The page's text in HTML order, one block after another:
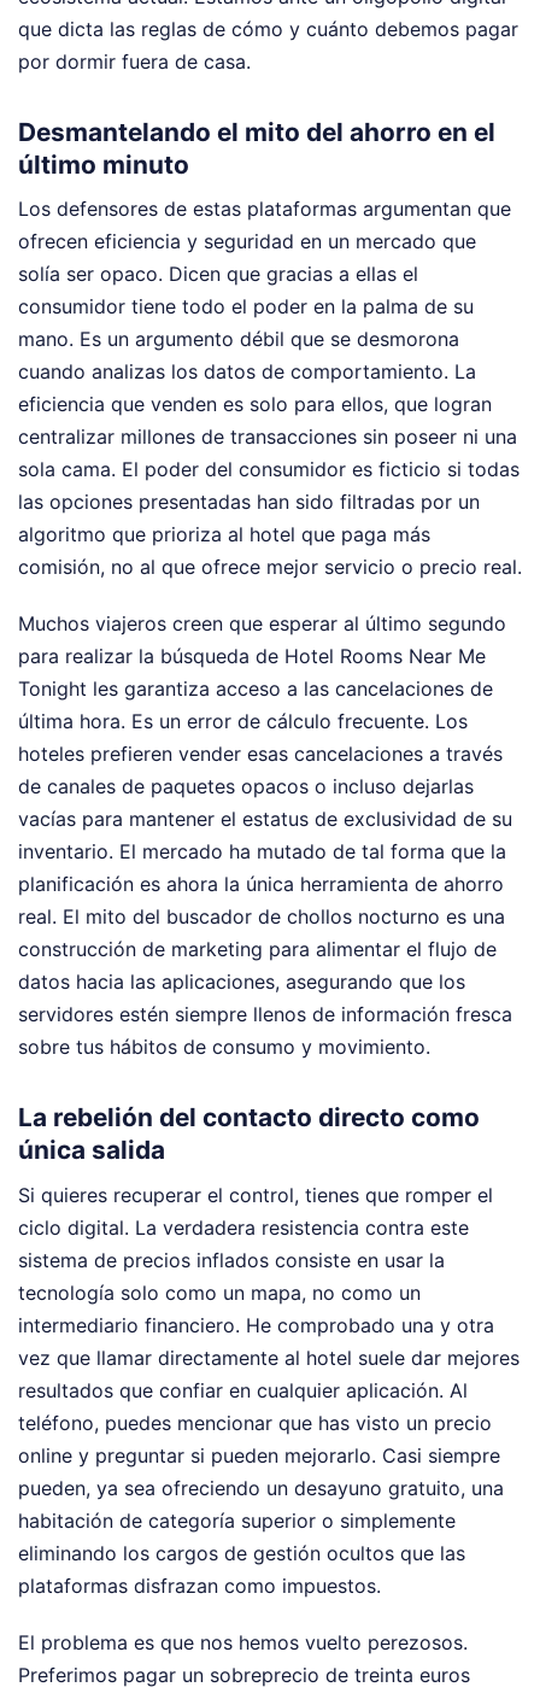
que dicta las reglas de cómo y cuánto debemos pagar
por dormir fuera de casa.
Desmantelando el mito del ahorro en el
último minuto
Los defensores de estas plataformas argumentan que
ofrecen eficiencia y seguridad en un mercado que
solía ser opaco. Dicen que gracias a ellas el
consumidor tiene todo el poder en la palma de su
mano. Es un argumento débil que se desmorona
cuando analizas los datos de comportamiento. La
eficiencia que venden es solo para ellos, que logran
centralizar millones de transacciones sin poseer ni una
sola cama. El poder del consumidor es ficticio si todas
las opciones presentadas han sido filtradas por un
algoritmo que prioriza al hotel que paga más
comisión, no al que ofrece mejor servicio o precio real.
Muchos viajeros creen que esperar al último segundo
para realizar la búsqueda de Hotel Rooms Near Me
Tonight les garantiza acceso a las cancelaciones de
última hora. Es un error de cálculo frecuente. Los
hoteles prefieren vender esas cancelaciones a través
de canales de paquetes opacos o incluso dejarlas
vacías para mantener el estatus de exclusividad de su
inventario. El mercado ha mutado de tal forma que la
planificación es ahora la única herramienta de ahorro
real. El mito del buscador de chollos nocturno es una
construcción de marketing para alimentar el flujo de
datos hacia las aplicaciones, asegurando que los
servidores estén siempre llenos de información fresca
sobre tus hábitos de consumo y movimiento.
La rebelión del contacto directo como
única salida
Si quieres recuperar el control, tienes que romper el
ciclo digital. La verdadera resistencia contra este
sistema de precios inflados consiste en usar la
tecnología solo como un mapa, no como un
intermediario financiero. He comprobado una y otra
vez que llamar directamente al hotel suele dar mejores
resultados que confiar en cualquier aplicación. Al
teléfono, puedes mencionar que has visto un precio
online y preguntar si pueden mejorarlo. Casi siempre
pueden, ya sea ofreciendo un desayuno gratuito, una
habitación de categoría superior o simplemente
eliminando los cargos de gestión ocultos que las
plataformas disfrazan como impuestos.
El problema es que nos hemos vuelto perezosos.
Preferimos pagar un sobreprecio de treinta euros